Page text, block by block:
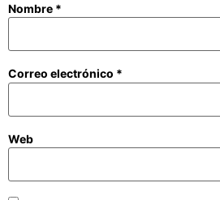
Nombre *
Correo electrónico *
Web